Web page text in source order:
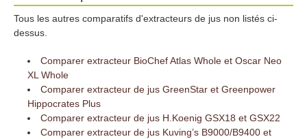
Tous les autres comparatifs d'extracteurs de jus non listés ci-
dessus.
Comparer extracteur BioChef Atlas Whole et Oscar Neo
XL Whole
Comparer extracteur de jus GreenStar et Greenpower
Hippocrates Plus
Comparer extracteur de jus H.Koenig GSX18 et GSX22
Comparer extracteur de jus Kuving’s B9000/B9400 et